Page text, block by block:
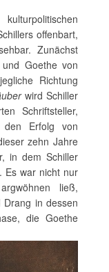
offenbart,
Zunächst
Goethe von
Richtung
wird Schiller
Schriftsteller,
den Erfolg von
zehn Jahre
in dem Schiller
Es war nicht nur
ließ,
in dessen
die Goethe